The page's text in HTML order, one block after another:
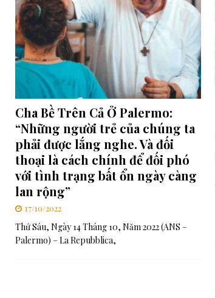
Cha Bề Trên Cả Ở Palermo:
“Những người trẻ của chúng ta
phải được lắng nghe. Và đối
thoại là cách chính để đối phó
với tình trạng bất ổn ngày càng
lan rộng”
17/10/2022
Thứ Sáu, Ngày 14 Tháng 10, Năm 2022 (ANS –
Palermo) – La Repubblica,